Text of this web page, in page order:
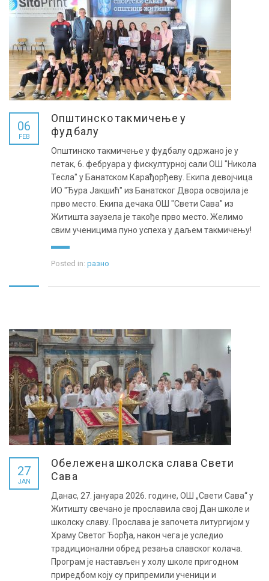
06
FEB
Општинско такмичење у
фудбалу
Општинско такмичење у фудбалу одржано је у
петак, 6. фебруара у фискултурној сали ОШ "Никола
Тесла" у Банатском Карађорђеву. Екипа девојчица
ИО "Ђура Јакшић" из Банатског Двора освојила је
прво место. Екипа дечака ОШ "Свети Сава" из
Житишта заузела је такође прво место. Желимо
свим ученицима пуно успеха у даљем такмичењу!
Posted in: разно
27
JAN
Обележена школска слава Свети
Сава
Данас, 27. јануара 2026. године, ОШ „Свети Сава“ у
Житишту свечано је прославила свој Дан школе и
школску славу. Прослава је започета литургијом у
Храму Светог Ђорђа, након чега је уследио
традиционални обред резања славског колача.
Програм је настављен у холу школе пригодном
приредбом коју су припремили ученици и